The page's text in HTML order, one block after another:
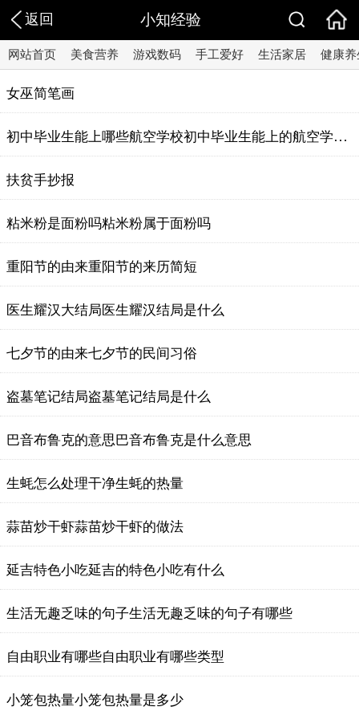
返回 小知经验
网站首页 美食营养 游戏数码 手工爱好 生活家居 健康养
女巫简笔画
初中毕业生能上哪些航空学校初中毕业生能上的航空学校有哪些
扶贫手抄报
粘米粉是面粉吗粘米粉属于面粉吗
重阳节的由来重阳节的来历简短
医生耀汉大结局医生耀汉结局是什么
七夕节的由来七夕节的民间习俗
盗墓笔记结局盗墓笔记结局是什么
巴音布鲁克的意思巴音布鲁克是什么意思
生蚝怎么处理干净生蚝的热量
蒜苗炒干虾蒜苗炒干虾的做法
延吉特色小吃延吉的特色小吃有什么
生活无趣乏味的句子生活无趣乏味的句子有哪些
自由职业有哪些自由职业有哪些类型
小笼包热量小笼包热量是多少